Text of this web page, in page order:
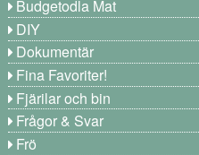
Budgetodla Mat
DIY
Dokumentär
Fina Favoriter!
Fjärilar och bin
Frågor & Svar
Frö